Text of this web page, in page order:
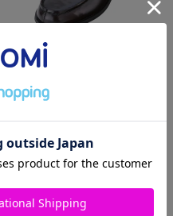
オリジナル本革ローファー
ARCKU-1011(全2色）
価格 ¥15,400
カートに入れる